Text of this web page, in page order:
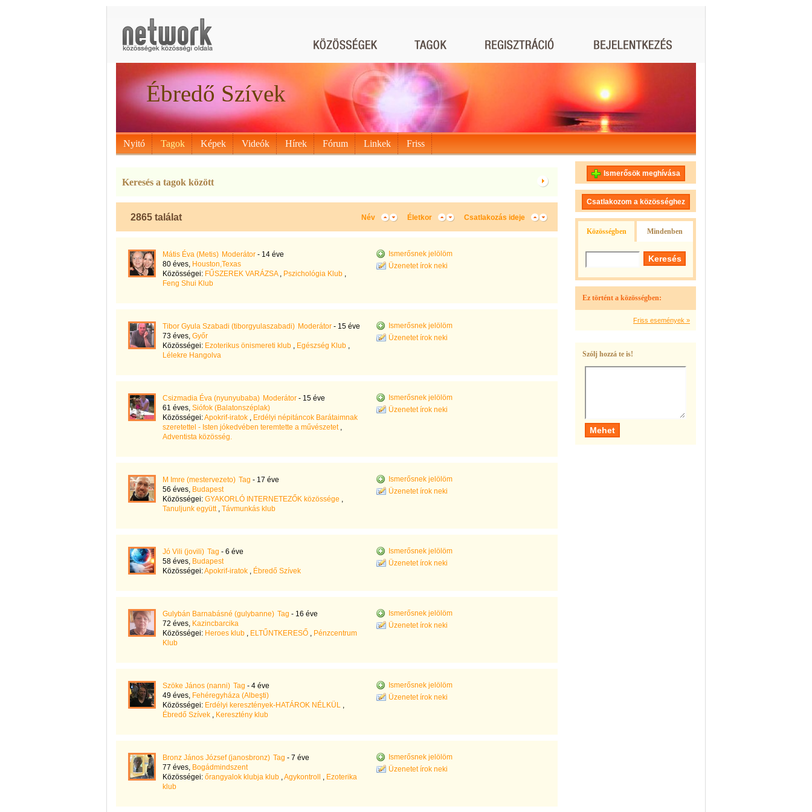
Ébredő Szívek
Nyitó Tagok Képek Videók Hírek Fórum Linkek Friss
Keresés a tagok között
2865 találat Csatlakozás ideje
Életkor
Név
Mátis Éva (Metis) Moderátor - 14 éve
80 éves, Houston,Texas
Közösségei: FŰSZEREK VARÁZSA, Pszichológia Klub ,
Feng Shui Klub
Ismerősnek jelölöm
Üzenetet írok neki
Tibor Gyula Szabadi (tiborgyulaszabadi) Moderátor - 15 éve
73 éves, Győr
Közösségei: Ezoterikus önismereti klub , Egészség Klub ,
Lélekre Hangolva
Ismerősnek jelölöm
Üzenetet írok neki
Csizmadia Éva (nyunyubaba) Moderátor - 15 éve
61 éves, Siófok (Balatonszéplak)
Közösségei:Apokrif-iratok , Erdélyi népitáncok Barátaimnak
szeretettel - Isten jókedvében teremtette a művészetet,
Adventista közösség.
Ismerősnek jelölöm
Üzenetet írok neki
M Imre (mestervezeto) Tag - 17 éve
56 éves, Budapest
Közösségei: GYAKORLÓ INTERNETEZŐK közössége ,
Tanuljunk együtt, Távmunkás klub
Ismerősnek jelölöm
Üzenetet írok neki
Jó Vili (jovili) Tag - 6 éve
58 éves, Budapest
Közösségei:Apokrif-iratok , Ébredő Szívek
Ismerősnek jelölöm
Üzenetet írok neki
Gulybán Barnabásné (gulybanne) Tag - 16 éve
72 éves, Kazincbarcika
Közösségei: Heroes klub , ELTŰNTKERESŐ , Pénzcentrum
Klub
Ismerősnek jelölöm
Üzenetet írok neki
Szöke János (nanni) Tag - 4 éve
49 éves, Fehéregyháza (Albeşti)
Közösségei: Erdélyi keresztények-HATÁROK NÉLKÜL ,
Ébredő Szívek , Keresztény klub
Ismerősnek jelölöm
Üzenetet írok neki
Bronz János József (janosbronz) Tag - 7 éve
77 éves, Bogádmindszent
Közösségei: őrangyalok klubja klub ,Agykontroll , Ezoterika
klub
Ismerősnek jelölöm
Üzenetet írok neki
Ismerősök meghívása
Csatlakozom a közösséghez
Közösségben Mindenben
Ez történt a közösségben:
Friss események »
Szólj hozzá te is!